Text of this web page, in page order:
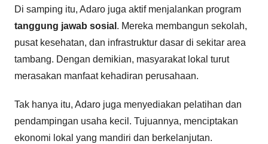
Di samping itu, Adaro juga aktif menjalankan program
tanggung jawab sosial . Mereka membangun sekolah,
pusat kesehatan, dan infrastruktur dasar di sekitar area
tambang. Dengan demikian, masyarakat lokal turut
merasakan manfaat kehadiran perusahaan.
Tak hanya itu, Adaro juga menyediakan pelatihan dan
pendampingan usaha kecil. Tujuannya, menciptakan
ekonomi lokal yang mandiri dan berkelanjutan.